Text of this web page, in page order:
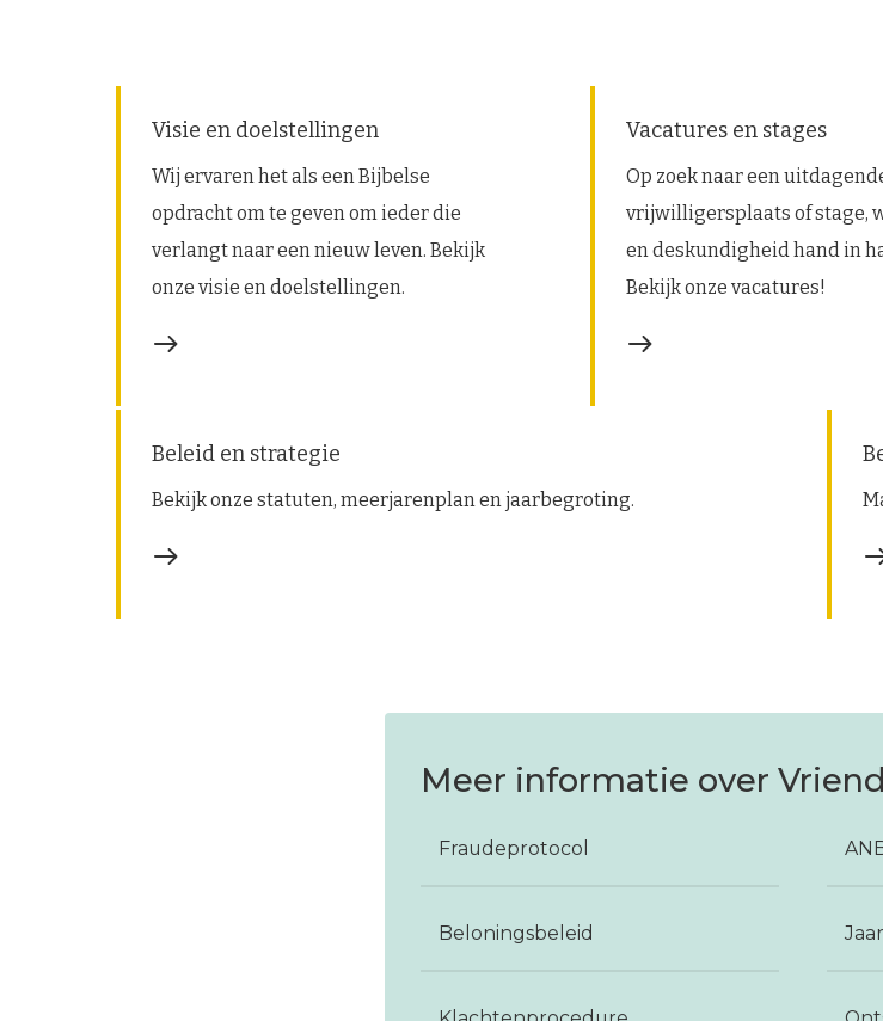
Visie en doelstellingen
Wij ervaren het als een Bijbelse
opdracht om te geven om ieder die
verlangt naar een nieuw leven. Bekijk
onze visie en doelstellingen.
Vacatures en stages
Op zoek naar een
vrijwilligersplaats of stage,
en deskundigheid hand in
Bekijk onze vacatures!
Beleid en strategie
Bekijk onze statuten, meerjarenplan en jaarbegroting.
Meer informatie over
Fraudeprotocol
Beloningsbeleid